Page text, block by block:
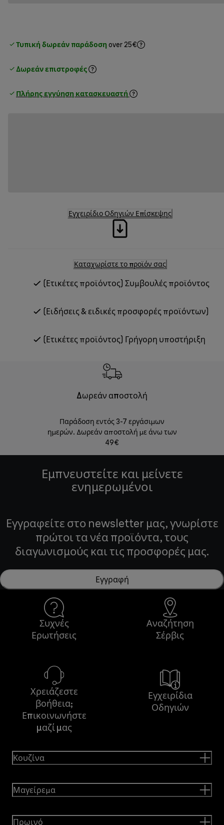
Τυπική δωρεάν παράδοση over 25€
Δωρεάν επιστροφές
Πλήρης εγγύηση κατασκευαστή
Εγχειρίδιο Οδηγιών Επίσκεψης
Καταχωρίστε το προϊόν σας
(Ετικέτες προϊόντος) Συμβουλές προϊόντος
(Ειδήσεις & ειδικές προσφορές προϊόντων)
(Ετικέτες προϊόντος) Γρήγορη υποστήριξη
Δωρεάν αποστολή
Παράδοση εντός 3-7 εργάσιμων
ημερών. Δωρεάν αποστολή με άνω των
49€
Εμπνευστείτε και μείνετε
ενημερωμένοι
Εγγραφείτε στο newsletter μας, γνωρίστε
πρώτοι τα νέα προϊόντα, τους
διαγωνισμούς και τις προσφορές μας.
Εγγραφή
Συχνές
Ερωτήσεις
Αναζήτηση
Σέρβις
Χρειάζεστε
βοήθεια;
Επικοινωνήστε
μαζί μας
Εγχειρίδια
Οδηγιών
Κουζίνα
Μαγείρεμα
Πρωινό